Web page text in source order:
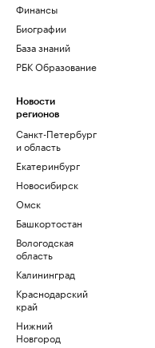
Финансы
Биографии
База знаний
РБК Образование
Новости
регионов
Санкт-Петербург
и область
Екатеринбург
Новосибирск
Омск
Башкортостан
Вологодская
область
Калининград
Краснодарский
край
Нижний
Новгород